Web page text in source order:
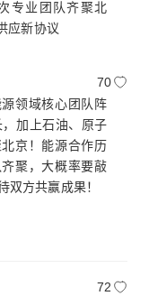
专业团队齐聚北
70
领域核心团队阵
加上石油、原子
京！能源合作历
聚，大概率要敲
双方共赢成果！
72